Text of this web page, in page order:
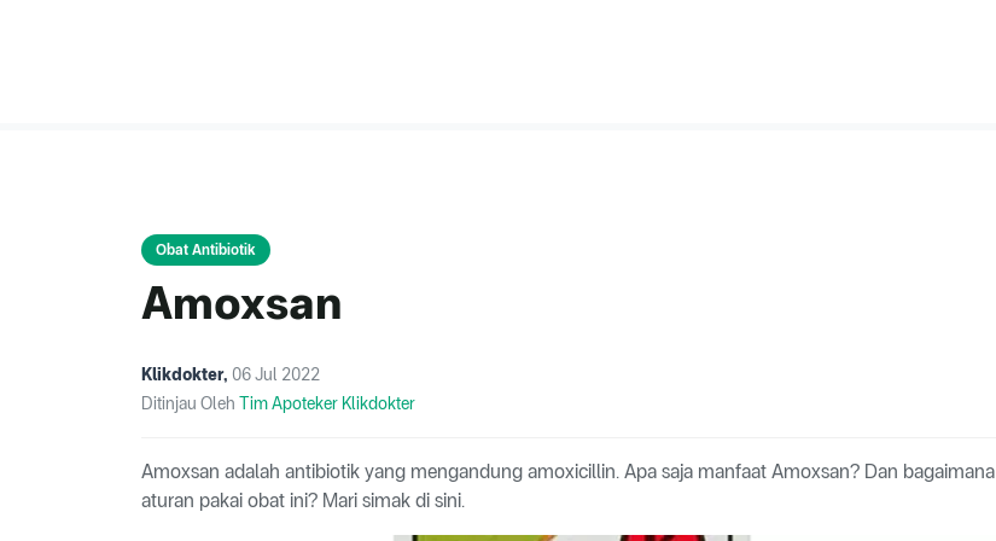
Obat Antibiotik
Amoxsan
Klikdokter, 06 Jul 2022
Ditinjau Oleh Tim Apoteker Klikdokter
Amoxsan adalah antibiotik yang mengandung amoxicillin. Apa saja manfaat Amoxsan? Dan bagaimana
aturan pakai obat ini? Mari simak di sini.